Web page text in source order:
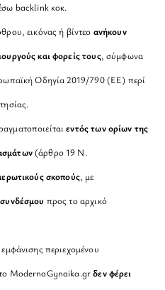
backlink κοκ.
εικόνας ή βίντεο ανήκουν
και φορείς τους, σύμφωνα
Οδηγία 2019/790 (ΕΕ) περί
εντός των ορίων της
(άρθρο 19 Ν.
σκοπούς, με
προς το αρχικό
περιεχομένου
ModernaGynaika.grδεν φέρει